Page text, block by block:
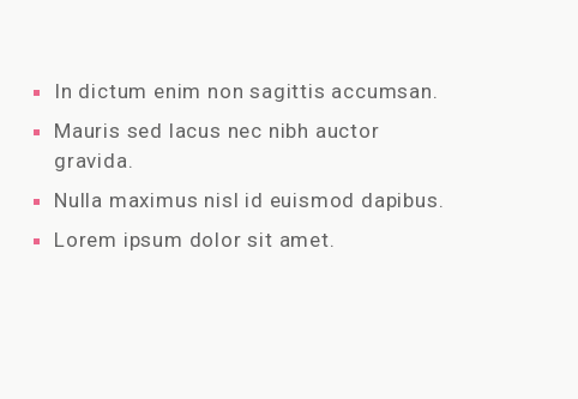
In dictum enim non sagittis accumsan.
Mauris sed lacus nec nibh auctor
gravida.
Nulla maximus nisl id euismod dapibus.
Lorem ipsum dolor sit amet.